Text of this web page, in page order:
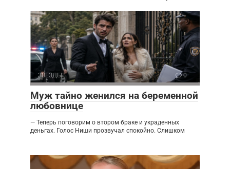
ЗВЕЗДЫ 0
Муж тайно женился на беременной
любовнице
— Теперь поговорим о втором браке и украденных
деньгах. Голос Ниши прозвучал спокойно. Слишком